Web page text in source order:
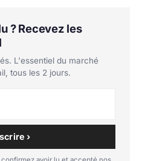
? Recevez les
L'essentiel du marché
tous les 2 jours.
›